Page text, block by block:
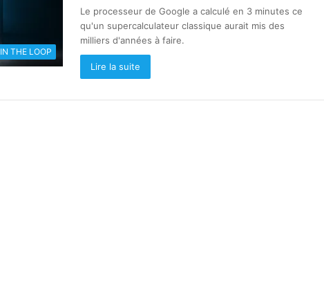
IN THE LOOP
Le processeur de Google a calculé en 3 minutes ce
qu'un supercalculateur classique aurait mis des
milliers d'années à faire.
Lire la suite